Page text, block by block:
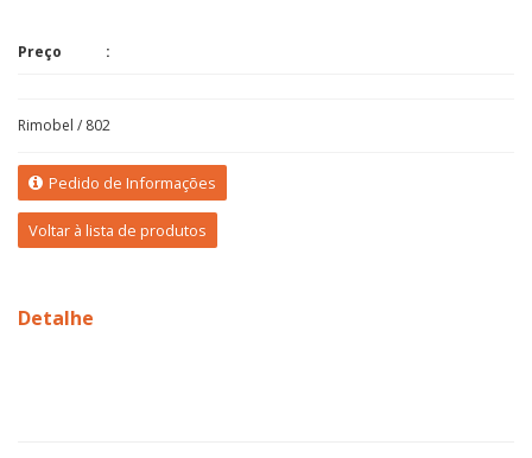
Preço
Rimobel / 802
Pedido de Informações
Voltar à lista de produtos
Detalhe